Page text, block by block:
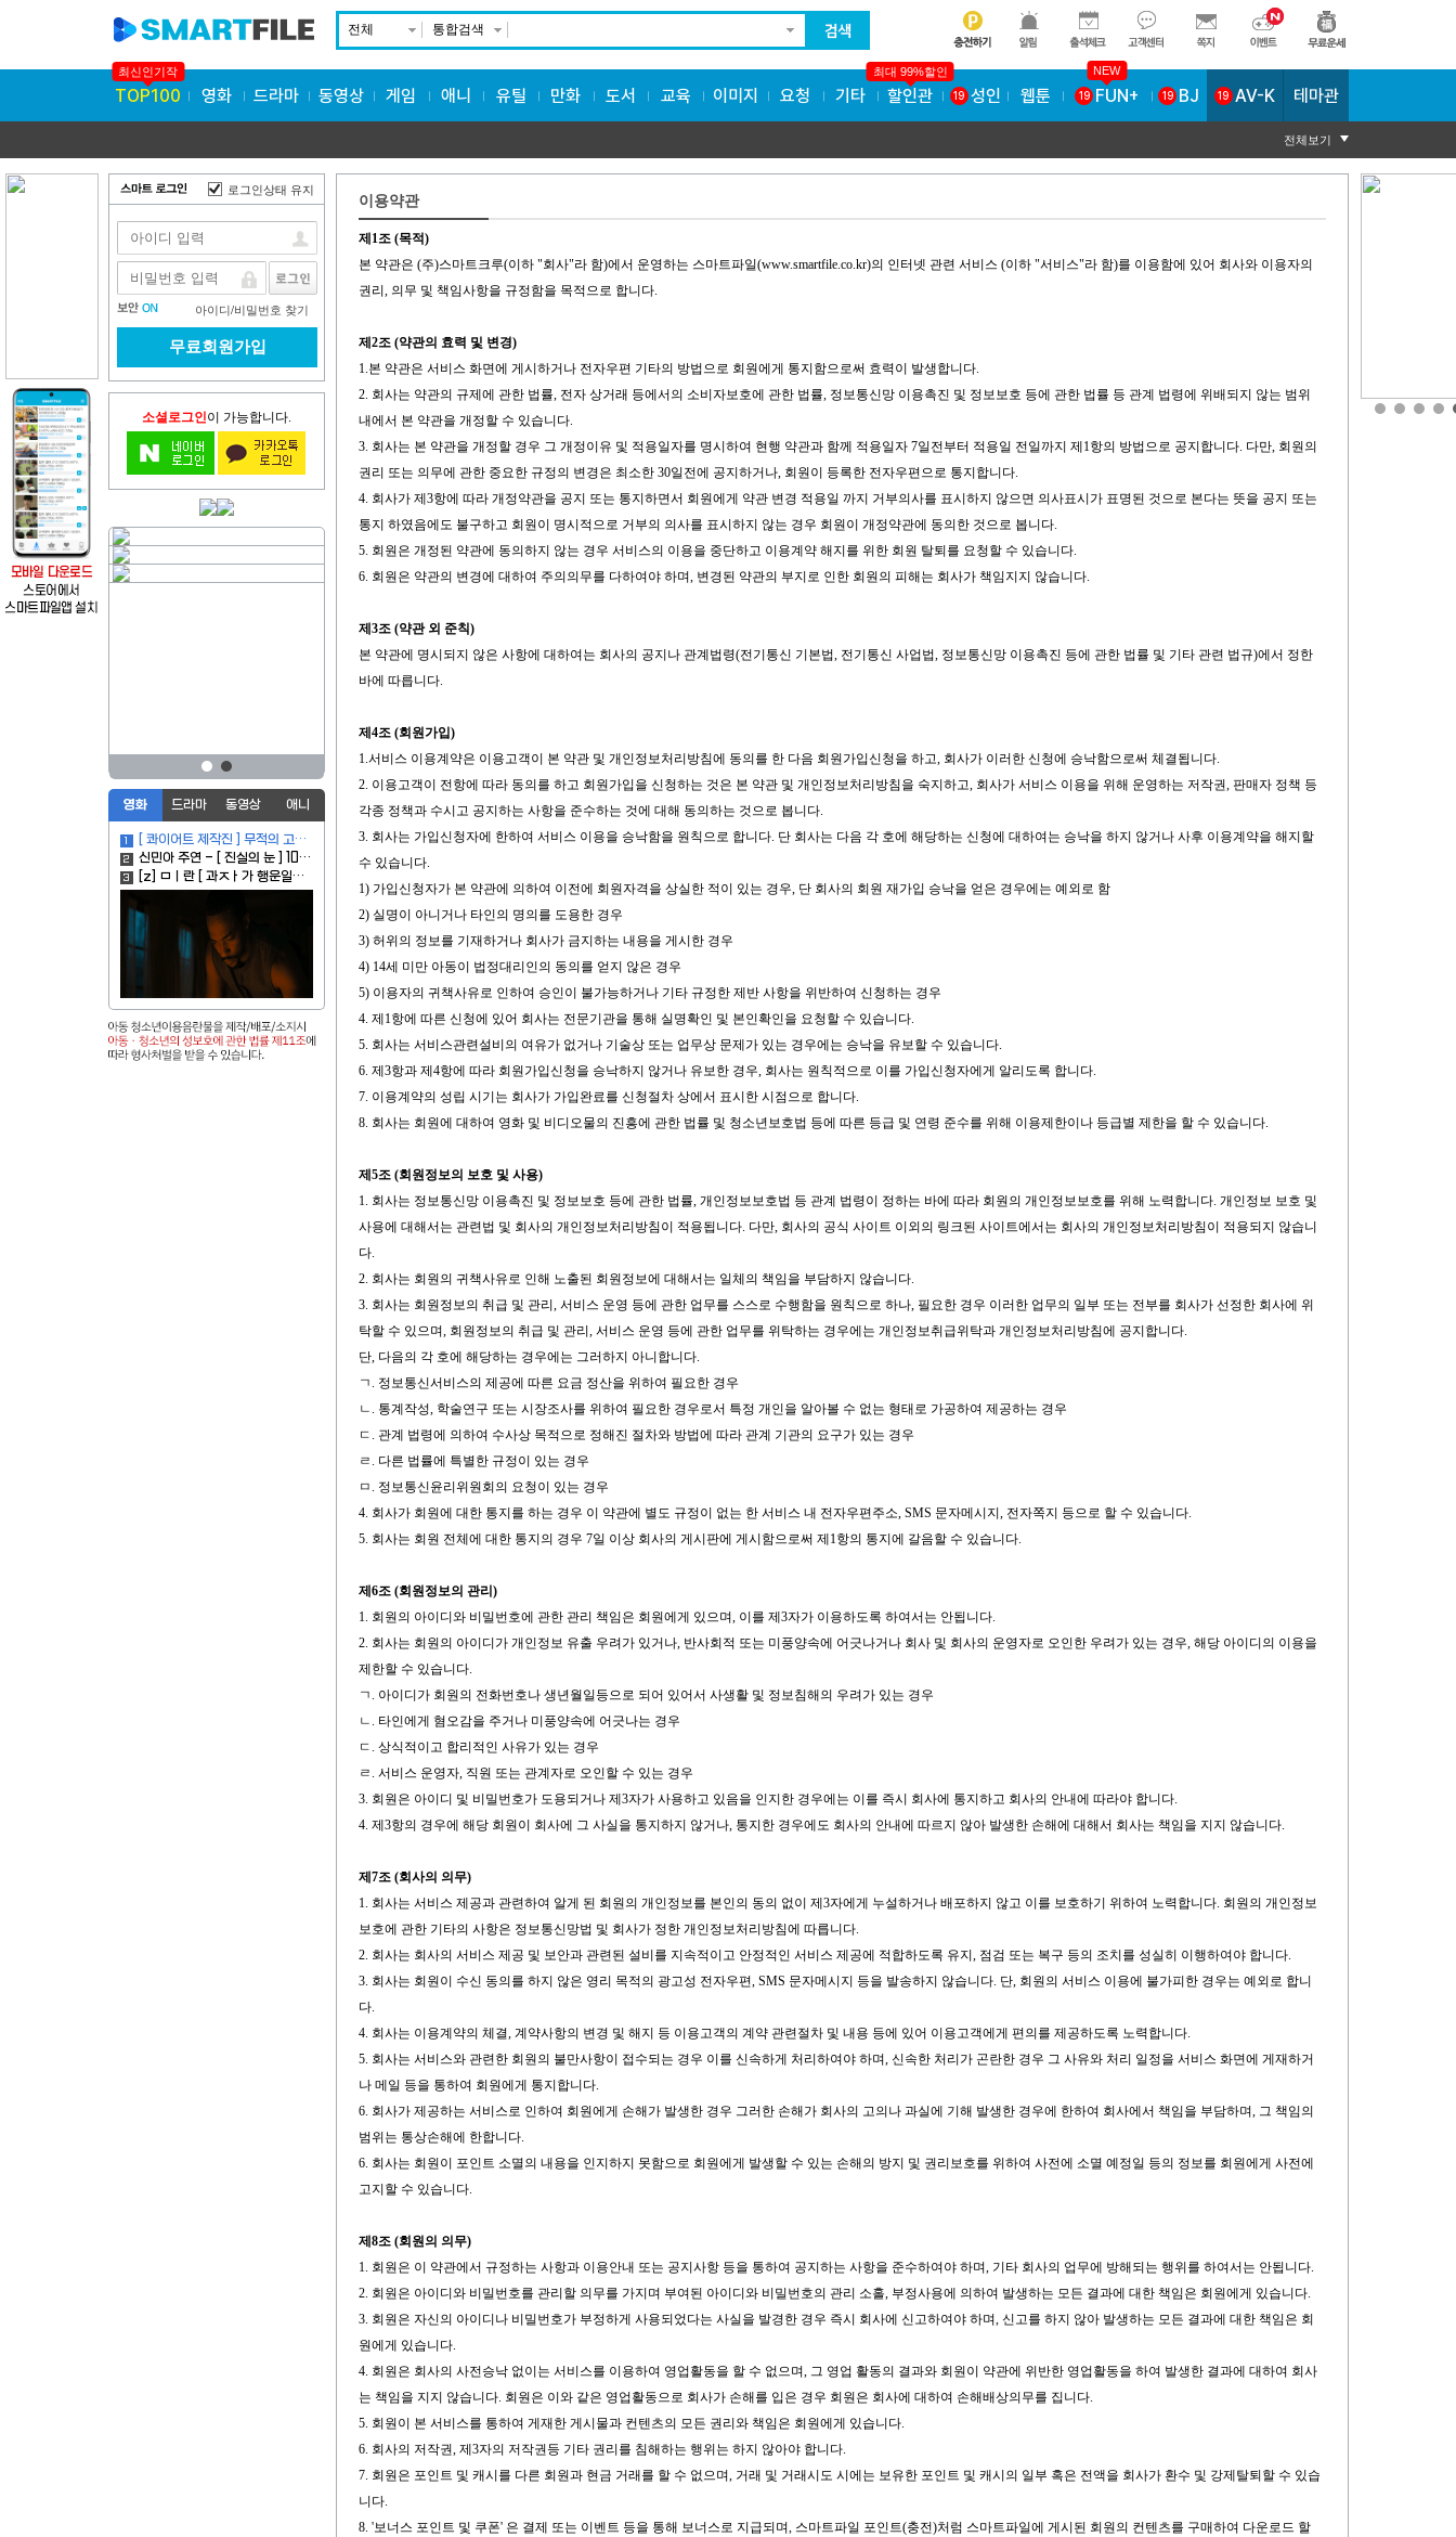
전체 통합검색
TOP100
최신인기작
영화 드라마 동영상 게임 애니 유틸 만화 도서 교육 이미지 요청 기타 할인관
최대 99%할인
19 성인 웹툰 19 FUN+
NEW
19 BJ 19 AV-K 테마관
전체보기
로그인상태 유지
아이디/비밀번호 찾기
무료회원가입
소셜로그인이 가능합니다.
영화 드라마 동영상 애니
1 [ 콰이어트 제작진 ] 무적의 고ㅣ생명체 인류파괴후 해발 2400m 생존재난
2 신민아 주연 - [ 진실의 눈 ] 1080p
3 [z] ㅁㅣ란 [ 과ㅈㅏ가 행운일지 불행일지 ] 720p
이용약관
제1조 (목적)
본 약관은 (주)스마트크루(이하 "회사"라 함)에서 운영하는 스마트파일(www.smartfile.co.kr)의 인터넷 관련 서비스 (이하 "서비스"라 함)를 이용함에 있어 회사와 이용자의
권리, 의무 및 책임사항을 규정함을 목적으로 합니다.
제2조 (약관의 효력 및 변경)
1.본 약관은 서비스 화면에 게시하거나 전자우편 기타의 방법으로 회원에게 통지함으로써 효력이 발생합니다.
2. 회사는 약관의 규제에 관한 법률, 전자 상거래 등에서의 소비자보호에 관한 법률, 정보통신망 이용촉진 및 정보보호 등에 관한 법률 등 관계 법령에 위배되지 않는 범위
내에서 본 약관을 개정할 수 있습니다.
3. 회사는 본 약관을 개정할 경우 그 개정이유 및 적용일자를 명시하여 현행 약관과 함께 적용일자 7일전부터 적용일 전일까지 제1항의 방법으로 공지합니다. 다만, 회원의
권리 또는 의무에 관한 중요한 규정의 변경은 최소한 30일전에 공지하거나, 회원이 등록한 전자우편으로 통지합니다.
4. 회사가 제3항에 따라 개정약관을 공지 또는 통지하면서 회원에게 약관 변경 적용일 까지 거부의사를 표시하지 않으면 의사표시가 표명된 것으로 본다는 뜻을 공지 또는
통지 하였음에도 불구하고 회원이 명시적으로 거부의 의사를 표시하지 않는 경우 회원이 개정약관에 동의한 것으로 봅니다.
5. 회원은 개정된 약관에 동의하지 않는 경우 서비스의 이용을 중단하고 이용계약 해지를 위한 회원 탈퇴를 요청할 수 있습니다.
6. 회원은 약관의 변경에 대하여 주의의무를 다하여야 하며, 변경된 약관의 부지로 인한 회원의 피해는 회사가 책임지지 않습니다.
제3조 (약관 외 준칙)
본 약관에 명시되지 않은 사항에 대하여는 회사의 공지나 관계법령(전기통신 기본법, 전기통신 사업법, 정보통신망 이용촉진 등에 관한 법률 및 기타 관련 법규)에서 정한
바에 따릅니다.
제4조 (회원가입)
1.서비스 이용계약은 이용고객이 본 약관 및 개인정보처리방침에 동의를 한 다음 회원가입신청을 하고, 회사가 이러한 신청에 승낙함으로써 체결됩니다.
2. 이용고객이 전항에 따라 동의를 하고 회원가입을 신청하는 것은 본 약관 및 개인정보처리방침을 숙지하고, 회사가 서비스 이용을 위해 운영하는 저작권, 판매자 정책 등
각종 정책과 수시고 공지하는 사항을 준수하는 것에 대해 동의하는 것으로 봅니다.
3. 회사는 가입신청자에 한하여 서비스 이용을 승낙함을 원칙으로 합니다. 단 회사는 다음 각 호에 해당하는 신청에 대하여는 승낙을 하지 않거나 사후 이용계약을 해지할
수 있습니다.
1) 가입신청자가 본 약관에 의하여 이전에 회원자격을 상실한 적이 있는 경우, 단 회사의 회원 재가입 승낙을 얻은 경우에는 예외로 함
2) 실명이 아니거나 타인의 명의를 도용한 경우
3) 허위의 정보를 기재하거나 회사가 금지하는 내용을 게시한 경우
4) 14세 미만 아동이 법정대리인의 동의를 얻지 않은 경우
5) 이용자의 귀책사유로 인하여 승인이 불가능하거나 기타 규정한 제반 사항을 위반하여 신청하는 경우
4. 제1항에 따른 신청에 있어 회사는 전문기관을 통해 실명확인 및 본인확인을 요청할 수 있습니다.
5. 회사는 서비스관련설비의 여유가 없거나 기술상 또는 업무상 문제가 있는 경우에는 승낙을 유보할 수 있습니다.
6. 제3항과 제4항에 따라 회원가입신청을 승낙하지 않거나 유보한 경우, 회사는 원칙적으로 이를 가입신청자에게 알리도록 합니다.
7. 이용계약의 성립 시기는 회사가 가입완료를 신청절차 상에서 표시한 시점으로 합니다.
8. 회사는 회원에 대하여 영화 및 비디오물의 진흥에 관한 법률 및 청소년보호법 등에 따른 등급 및 연령 준수를 위해 이용제한이나 등급별 제한을 할 수 있습니다.
제5조 (회원정보의 보호 및 사용)
1. 회사는 정보통신망 이용촉진 및 정보보호 등에 관한 법률, 개인정보보호법 등 관계 법령이 정하는 바에 따라 회원의 개인정보보호를 위해 노력합니다. 개인정보 보호 및
사용에 대해서는 관련법 및 회사의 개인정보처리방침이 적용됩니다. 다만, 회사의 공식 사이트 이외의 링크된 사이트에서는 회사의 개인정보처리방침이 적용되지 않습니
다.
2. 회사는 회원의 귀책사유로 인해 노출된 회원정보에 대해서는 일체의 책임을 부담하지 않습니다.
3. 회사는 회원정보의 취급 및 관리, 서비스 운영 등에 관한 업무를 스스로 수행함을 원칙으로 하나, 필요한 경우 이러한 업무의 일부 또는 전부를 회사가 선정한 회사에 위
탁할 수 있으며, 회원정보의 취급 및 관리, 서비스 운영 등에 관한 업무를 위탁하는 경우에는 개인정보취급위탁과 개인정보처리방침에 공지합니다.
단, 다음의 각 호에 해당하는 경우에는 그러하지 아니합니다.
ㄱ. 정보통신서비스의 제공에 따른 요금 정산을 위하여 필요한 경우
ㄴ. 통계작성, 학술연구 또는 시장조사를 위하여 필요한 경우로서 특정 개인을 알아볼 수 없는 형태로 가공하여 제공하는 경우
ㄷ. 관계 법령에 의하여 수사상 목적으로 정해진 절차와 방법에 따라 관계 기관의 요구가 있는 경우
ㄹ. 다른 법률에 특별한 규정이 있는 경우
ㅁ. 정보통신윤리위원회의 요청이 있는 경우
4. 회사가 회원에 대한 통지를 하는 경우 이 약관에 별도 규정이 없는 한 서비스 내 전자우편주소, SMS 문자메시지, 전자쪽지 등으로 할 수 있습니다.
5. 회사는 회원 전체에 대한 통지의 경우 7일 이상 회사의 게시판에 게시함으로써 제1항의 통지에 갈음할 수 있습니다.
제6조 (회원정보의 관리)
1. 회원의 아이디와 비밀번호에 관한 관리 책임은 회원에게 있으며, 이를 제3자가 이용하도록 하여서는 안됩니다.
2. 회사는 회원의 아이디가 개인정보 유출 우려가 있거나, 반사회적 또는 미풍양속에 어긋나거나 회사 및 회사의 운영자로 오인한 우려가 있는 경우, 해당 아이디의 이용을
제한할 수 있습니다.
ㄱ. 아이디가 회원의 전화번호나 생년월일등으로 되어 있어서 사생활 및 정보침해의 우려가 있는 경우
ㄴ. 타인에게 혐오감을 주거나 미풍양속에 어긋나는 경우
ㄷ. 상식적이고 합리적인 사유가 있는 경우
ㄹ. 서비스 운영자, 직원 또는 관계자로 오인할 수 있는 경우
3. 회원은 아이디 및 비밀번호가 도용되거나 제3자가 사용하고 있음을 인지한 경우에는 이를 즉시 회사에 통지하고 회사의 안내에 따라야 합니다.
4. 제3항의 경우에 해당 회원이 회사에 그 사실을 통지하지 않거나, 통지한 경우에도 회사의 안내에 따르지 않아 발생한 손해에 대해서 회사는 책임을 지지 않습니다.
제7조 (회사의 의무)
1. 회사는 서비스 제공과 관련하여 알게 된 회원의 개인정보를 본인의 동의 없이 제3자에게 누설하거나 배포하지 않고 이를 보호하기 위하여 노력합니다. 회원의 개인정보
보호에 관한 기타의 사항은 정보통신망법 및 회사가 정한 개인정보처리방침에 따릅니다.
2. 회사는 회사의 서비스 제공 및 보안과 관련된 설비를 지속적이고 안정적인 서비스 제공에 적합하도록 유지, 점검 또는 복구 등의 조치를 성실히 이행하여야 합니다.
3. 회사는 회원이 수신 동의를 하지 않은 영리 목적의 광고성 전자우편, SMS 문자메시지 등을 발송하지 않습니다. 단, 회원의 서비스 이용에 불가피한 경우는 예외로 합니
다.
4. 회사는 이용계약의 체결, 계약사항의 변경 및 해지 등 이용고객의 계약 관련절차 및 내용 등에 있어 이용고객에게 편의를 제공하도록 노력합니다.
5. 회사는 서비스와 관련한 회원의 불만사항이 접수되는 경우 이를 신속하게 처리하여야 하며, 신속한 처리가 곤란한 경우 그 사유와 처리 일정을 서비스 화면에 게재하거
나 메일 등을 통하여 회원에게 통지합니다.
6. 회사가 제공하는 서비스로 인하여 회원에게 손해가 발생한 경우 그러한 손해가 회사의 고의나 과실에 기해 발생한 경우에 한하여 회사에서 책임을 부담하며, 그 책임의
범위는 통상손해에 한합니다.
6. 회사는 회원이 포인트 소멸의 내용을 인지하지 못함으로 회원에게 발생할 수 있는 손해의 방지 및 권리보호를 위하여 사전에 소멸 예정일 등의 정보를 회원에게 사전에
고지할 수 있습니다.
제8조 (회원의 의무)
1. 회원은 이 약관에서 규정하는 사항과 이용안내 또는 공지사항 등을 통하여 공지하는 사항을 준수하여야 하며, 기타 회사의 업무에 방해되는 행위를 하여서는 안됩니다.
2. 회원은 아이디와 비밀번호를 관리할 의무를 가지며 부여된 아이디와 비밀번호의 관리 소홀, 부정사용에 의하여 발생하는 모든 결과에 대한 책임은 회원에게 있습니다.
3. 회원은 자신의 아이디나 비밀번호가 부정하게 사용되었다는 사실을 발경한 경우 즉시 회사에 신고하여야 하며, 신고를 하지 않아 발생하는 모든 결과에 대한 책임은 회
원에게 있습니다.
4. 회원은 회사의 사전승낙 없이는 서비스를 이용하여 영업활동을 할 수 없으며, 그 영업 활동의 결과와 회원이 약관에 위반한 영업활동을 하여 발생한 결과에 대하여 회사
는 책임을 지지 않습니다. 회원은 이와 같은 영업활동으로 회사가 손해를 입은 경우 회원은 회사에 대하여 손해배상의무를 집니다.
5. 회원이 본 서비스를 통하여 게재한 게시물과 컨텐츠의 모든 권리와 책임은 회원에게 있습니다.
6. 회사의 저작권, 제3자의 저작권등 기타 권리를 침해하는 행위는 하지 않아야 합니다.
7. 회원은 포인트 및 캐시를 다른 회원과 현금 거래를 할 수 없으며, 거래 및 거래시도 시에는 보유한 포인트 및 캐시의 일부 혹은 전액을 회사가 환수 및 강제탈퇴할 수 있습
니다.
8. '보너스 포인트 및 쿠폰' 은 결제 또는 이벤트 등을 통해 보너스로 지급되며, 스마트파일 포인트(충전)처럼 스마트파일에 게시된 회원의 컨텐츠를 구매하여 다운로드 할